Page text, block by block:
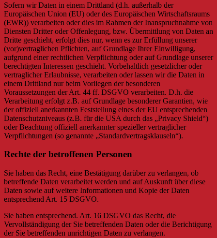
Sofern wir Daten in einem Drittland (d.h. außerhalb der
Europäischen Union (EU) oder des Europäischen Wirtschaftsraums
(EWR)) verarbeiten oder dies im Rahmen der Inanspruchnahme von
Diensten Dritter oder Offenlegung, bzw. Übermittlung von Daten an
Dritte geschieht, erfolgt dies nur, wenn es zur Erfüllung unserer
(vor)vertraglichen Pflichten, auf Grundlage Ihrer Einwilligung,
aufgrund einer rechtlichen Verpflichtung oder auf Grundlage unserer
berechtigten Interessen geschieht. Vorbehaltlich gesetzlicher oder
vertraglicher Erlaubnisse, verarbeiten oder lassen wir die Daten in
einem Drittland nur beim Vorliegen der besonderen
Voraussetzungen der Art. 44 ff. DSGVO verarbeiten. D.h. die
Verarbeitung erfolgt z.B. auf Grundlage besonderer Garantien, wie
der offiziell anerkannten Feststellung eines der EU entsprechenden
Datenschutzniveaus (z.B. für die USA durch das „Privacy Shield“)
oder Beachtung offiziell anerkannter spezieller vertraglicher
Verpflichtungen (so genannte „Standardvertragsklauseln“).
Rechte der betroffenen Personen
Sie haben das Recht, eine Bestätigung darüber zu verlangen, ob
betreffende Daten verarbeitet werden und auf Auskunft über diese
Daten sowie auf weitere Informationen und Kopie der Daten
entsprechend Art. 15 DSGVO.
Sie haben entsprechend. Art. 16 DSGVO das Recht, die
Vervollständigung der Sie betreffenden Daten oder die Berichtigung
der Sie betreffenden unrichtigen Daten zu verlangen.